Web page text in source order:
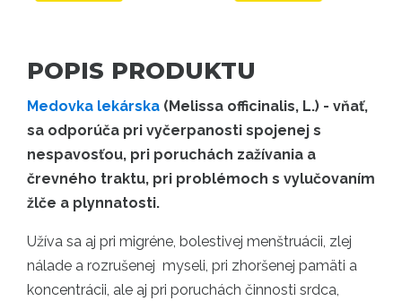
POPIS PRODUKTU
Medovka lekárska (Melissa officinalis, L.) - vňať,
sa odporúča pri vyčerpanosti spojenej s
nespavosťou, pri poruchách zažívania a
črevného traktu, pri problémoch s vylučovaním
žlče a plynnatosti.
Užíva sa aj pri migréne, bolestivej menštruácii, zlej
nálade a rozrušenej myseli, pri zhoršenej pamäti a
koncentrácii, ale aj pri poruchách činnosti srdca,